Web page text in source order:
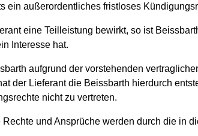
ein außerordentliches fristloses
eine Teilleistung bewirkt, so ist
Interesse hat.
aufgrund der vorstehenden
der Lieferant die Beissbarth hierdurch
nicht zu vertreten.
Rechte und Ansprüche werden durch die in